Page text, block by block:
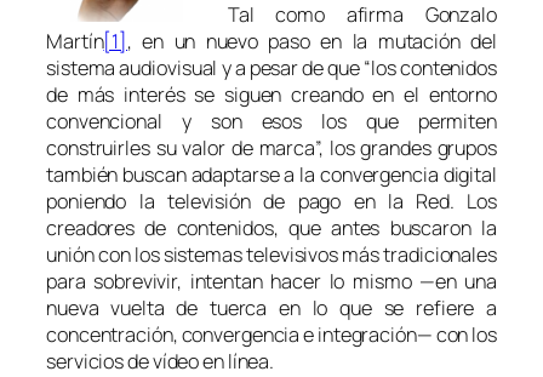
Tal como afirma Gonzalo
Martín[1], en un nuevo paso en la mutación del
sistema audiovisual y a pesar de que “los contenidos
de más interés se siguen creando en el entorno
convencional y son esos los que permiten
construirles su valor de marca”, los grandes grupos
también buscan adaptarse a la convergencia digital
poniendo la televisión de pago en la Red. Los
creadores de contenidos, que antes buscaron la
unión con los sistemas televisivos más tradicionales
para sobrevivir, intentan hacer lo mismo —en una
nueva vuelta de tuerca en lo que se refiere a
concentración, convergencia e integración— con los
servicios de vídeo en línea.